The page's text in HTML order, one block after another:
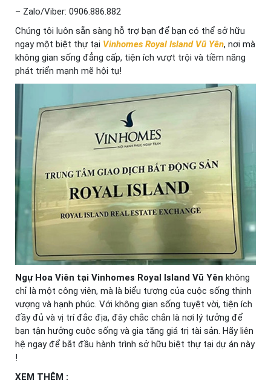
– Zalo/Viber: 0906.886.882
Chúng tôi luôn sẵn sàng hỗ trợ bạn để bạn có thể sở hữu
ngay một biệt thự tại Vinhomes Royal Island Vũ Yên, nơi mà
không gian sống đẳng cấp, tiện ích vượt trội và tiềm năng
phát triển mạnh mẽ hội tụ!
Ngự Hoa Viên tại Vinhomes Royal Island Vũ Yên không
chỉ là một công viên, mà là biểu tượng của cuộc sống thịnh
vượng và hạnh phúc. Với không gian sống tuyệt vời, tiện ích
đầy đủ và vị trí đắc địa, đây chắc chắn là nơi lý tưởng để
bạn tận hưởng cuộc sống và gia tăng giá trị tài sản. Hãy liên
hệ ngay để bắt đầu hành trình sở hữu biệt thự tại dự án này
!
XEM THÊM :